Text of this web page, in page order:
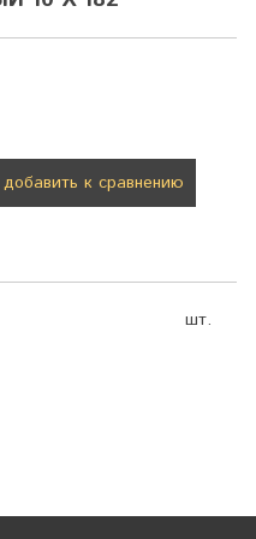
добавить к сравнению
шт.